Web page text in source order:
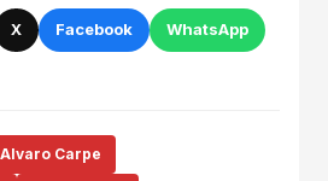
X Facebook WhatsApp
Alvaro Carpe